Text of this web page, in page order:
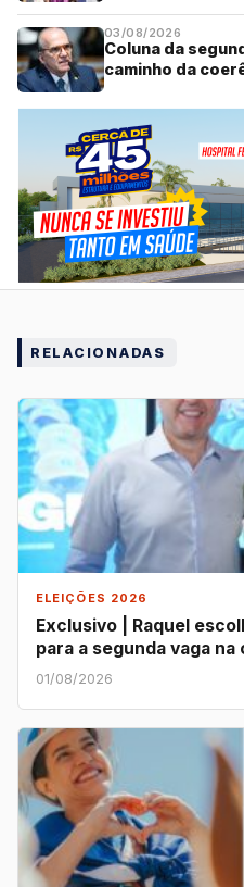
03/08/2026
Coluna da
caminho da
RELACIONADAS
ELEIÇÕES 2026
Exclusivo | Raquel
para a segunda vaga na
01/08/2026